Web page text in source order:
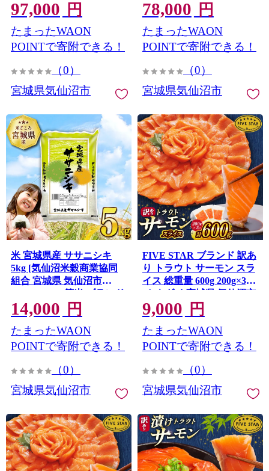
20566219] 缶詰 オリーブオ
イル オリーブ ツナフレー
ク ツナ缶 ツナ 缶詰め かん
づめ 熟成 マグロ 簡単調理
シャンプリンセス
97,000 円
たまったWAON
POINTで寄附できる！
（0）
宮城県気仙沼市
缶詰 綿実油 ツナフレーク
ツナ缶 ツナ 缶詰め かんづ
め 熟成 マグロ 簡単調理 高
級 保存食 常備 常温 オーシ
78,000 円
たまったWAON
POINTで寄附できる！
（0）
宮城県気仙沼市
米 宮城県産 ササニシキ
5kg [気仙沼米穀商業協同
組合 宮城県 気仙沼市
20564744] 一等米 ブランド
米 白米 精米 ご飯 ごはん
コメ こめ 小分け 家庭用
14,000 円
たまったWAON
POINTで寄附できる！
（0）
宮城県気仙沼市
FIVE STAR ブランド 訳あ
り トラウト サーモン スラ
イス 総重量 600g 200g×3p
[カネダイ 宮城県 気仙沼市
20566178] 魚 サーモン 魚
介類 刺身 小分け 冷凍 鮭
さけ 海鮮 サーモン 切り落
とし 生食用 サーモン 真空
ウト 丼 海鮮丼 個包装 サー
9,000 円
たまったWAON
POINTで寄附できる！
（0）
宮城県気仙沼市